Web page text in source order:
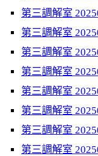
第三調解室
第三調解室
第三調解室
第三調解室
第三調解室
第三調解室
第三調解室
第三調解室